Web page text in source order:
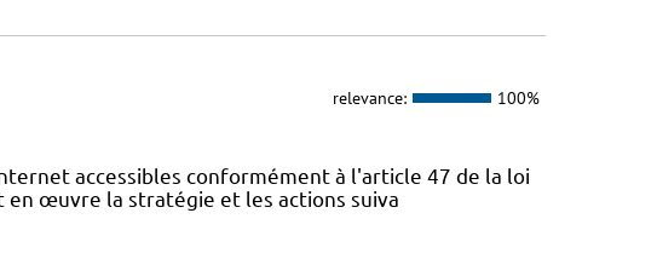
relevance: 100%
accessibles conformément à l'article 47 de la loi
en œuvre la stratégie et les actions suiva